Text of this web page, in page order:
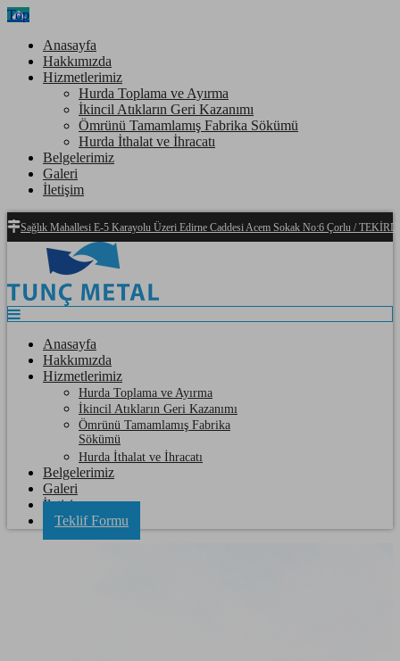
Top
Anasayfa
Hakkımızda
Hizmetlerimiz
Hurda Toplama ve Ayırma
İkincil Atıkların Geri Kazanımı
Ömrünü Tamamlamış Fabrika Sökümü
Hurda İthalat ve İhracatı
Belgelerimiz
Galeri
İletişim
Sağlık Mahallesi E-5 Karayolu Üzeri Edirne Caddesi Acem Sokak No:6 Çorlu /
Anasayfa
Hakkımızda
Hizmetlerimiz
Hurda Toplama ve Ayırma
İkincil Atıkların Geri Kazanımı
Ömrünü Tamamlamış Fabrika
Sökümü
Hurda İthalat ve İhracatı
Belgelerimiz
Galeri
İletişim
Teklif Formu